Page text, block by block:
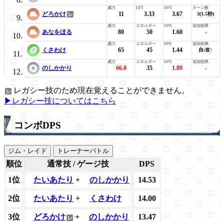
どろかけ 11 3.33 3.67 3(1.5秒)
あなをほる 80 50 1.60 -
くさわけ 65 45 1.44 自:攻↑
のしかかり 66.0 35 1.89 -
レガシー技のため現在覚えることができません。
▶レガシー技についてはこちら
コンボDPS
ジム・レイド トレーナーバトル
順位 通常技 / ゲージ技
DPS
1位
たいあたり + のしかかり 14.53
2位 たいあたり + くさわけ 14.00
3位 どろかけ + のしかかり 13.47